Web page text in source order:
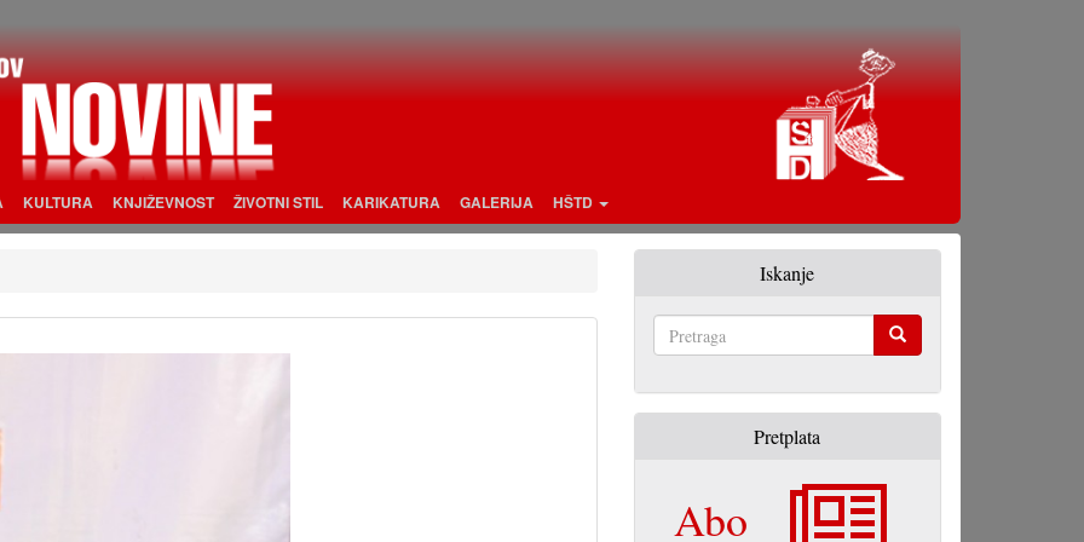
KULTURA KNJIŽEVNOST ŽIVOTNI STIL KARIKATURA GALERIJA HŠTD
Iskanje
Pretplata
Abo